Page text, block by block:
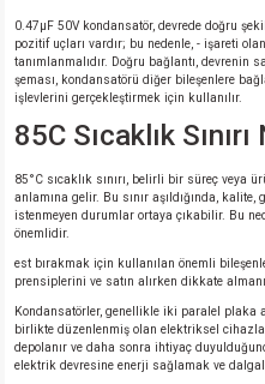
0.47µF 50V kondansatör, devrede doğru
pozitif uçları vardır; bu nedenle, - işareti
tanımlanmalıdır. Doğru bağlantı, devrenin
şeması, kondansatörü diğer bileşenlere
işlevlerini gerçekleştirmek için kullanılır.
85C Sıcaklık
85°C sıcaklık sınırı, belirli bir süreç veya
anlamına gelir. Bu sınır aşıldığında,
istenmeyen durumlar ortaya çıkabilir. Bu
önemlidir.
est bırakmak için kullanılan önemli
prensiplerini ve satın alırken dikkate
Kondansatörler, genellikle iki paralel plaka
birlikte düzenlenmiş olan elektriksel
depolanır ve daha sonra ihtiyaç
elektrik devresine enerji sağlamak ve